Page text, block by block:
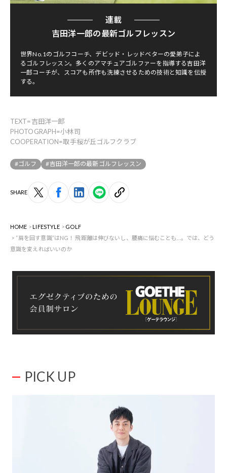
連載
吉田洋一郎の最新ゴルフレッスン
世界No.1のゴルフコーチ、デビッド・レッドベターの愛弟子によ
るゴルフレッスン。多くのアマチュアゴルファーを指導する吉田洋
一郎コーチが、スコアも所作も洗練させるための技術と知識を伝授
する。
TEXT=吉田洋一郎
PHOTOGRAPH=小林司
COOPERATION=取手桜が丘ゴルフクラブ
#ゴルフ #吉田洋一郎の最新ゴルフレッスン
SHARE
HOME LIFESTYLE
GOLF
“肩を回す意識”はNG！ 飛距離は伸びないし、腰痛に悩むことも…。では、どう
意識を変えればいいのか
PICK UP